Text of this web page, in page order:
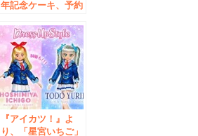
年記念ケーキ、予約
『アイカツ！』よ
り、「星宮いちご」